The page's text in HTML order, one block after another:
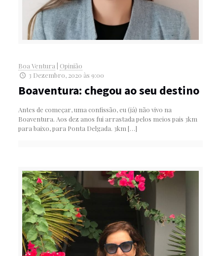
Boa Ventura
Opinião
3 Dezembro, 2020 às 9:00
Boaventura: chegou ao seu destino
Antes de começar, uma confissão, eu (já) não vivo na
Boaventura. Aos dez anos fui arrastada pelos meios pais 3km
para baixo, para Ponta Delgada. 3km […]